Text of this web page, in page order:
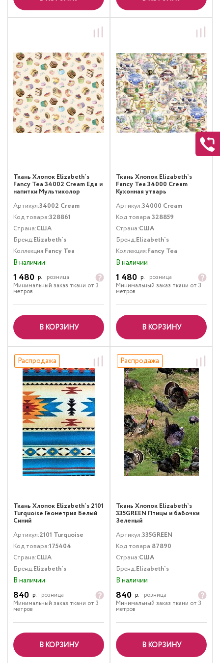
Ткань Хлопок Elizabeth`s
Fancy Tea 34002 Cream Еда и
напитки Мультиколор
Артикул:34002 Cream
Код товара:328861
Страна:США
Бренд:Elizabeth`s
Коллекция:Fancy Tea
В наличии
1 480 р.
розница
Минимальный заказ ткани от 3
метров
В КОРЗИНУ
Ткань Хлопок Elizabeth`s
Fancy Tea 34000 Cream
Кухонная утварь
Артикул:34000 Cream
Код товара:328859
Страна:США
Бренд:Elizabeth`s
Коллекция:Fancy Tea
В наличии
1 480 р.
розница
Минимальный заказ ткани от 3
метров
В КОРЗИНУ
Распродажа
Ткань Хлопок Elizabeth`s 2101
Turquoise Геометрия Белый
Синий
Артикул:2101 Turquoise
Код товара:175404
Страна:США
Бренд:Elizabeth`s
В наличии
840 р.
розница
Минимальный заказ ткани от 3
метров
В КОРЗИНУ
Распродажа
Ткань Хлопок Elizabeth`s
335GREEN Птицы и бабочки
Зеленый
Артикул:335GREEN
Код товара:87890
Страна:США
Бренд:Elizabeth`s
В наличии
840 р.
розница
Минимальный заказ ткани от 3
метров
В КОРЗИНУ